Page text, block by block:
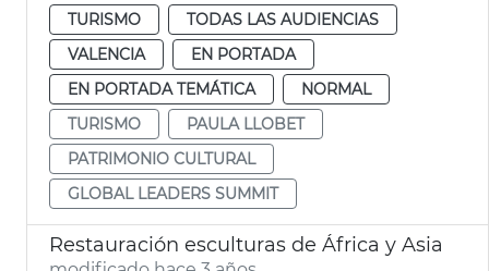
TURISMO
TODAS LAS AUDIENCIAS
VALENCIA
EN PORTADA
EN PORTADA TEMÁTICA
NORMAL
TURISMO
PAULA LLOBET
PATRIMONIO CULTURAL
GLOBAL LEADERS SUMMIT
Restauración esculturas de África y Asia